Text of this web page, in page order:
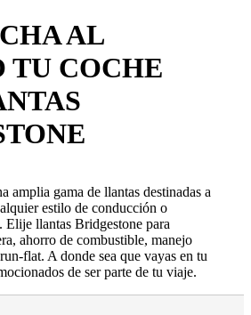
AL
COCHE
amplia gama de llantas destinadas a
estilo de conducción o
llantas Bridgestone para
ahorro de combustible, manejo
flat. A donde sea que vayas en tu
de ser parte de tu viaje.